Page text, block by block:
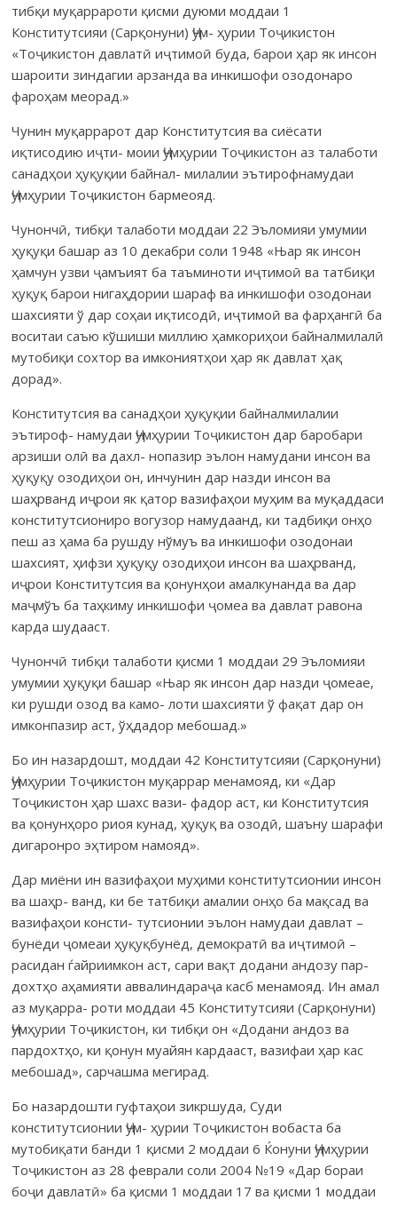
тибқи муқаррароти қисми дуюми моддаи 1
Конститутсияи (Сарқонуни) Ҷум- ҳурии Тоҷикистон
«Тоҷикистон давлатӣ иҷтимоӣ буда, барои ҳар як инсон
шароити зиндагии арзанда ва инкишофи озодонаро
фароҳам меорад.»
Чунин муқаррарот дар Конститутсия ва сиёсати
иқтисодию иҷти- моии Ҷумҳурии Тоҷикистон аз талаботи
санадҳои ҳуқуқии байнал- милалии эътирофнамудаи
Ҷумҳурии Тоҷикистон бармеояд.
Чунончӣ, тибқи талаботи моддаи 22 Эъломияи умумии
ҳуқуқи башар аз 10 декабри соли 1948 «Њар як инсон
ҳамчун узви ҷамъият ба таъминоти иҷтимоӣ ва татбиқи
ҳуқуқ барои нигаҳдории шараф ва инкишофи озодонаи
шахсияти ў дар соҳаи иқтисодӣ, иҷтимоӣ ва фарҳангӣ ба
воситаи саъю кўшиши миллию ҳамкориҳои байналмилалӣ
мутобиқи сохтор ва имкониятҳои ҳар як давлат ҳақ
дорад».
Конститутсия ва санадҳои ҳуқуқии байналмилалии
эътироф- намудаи Ҷумҳурии Тоҷикистон дар баробари
арзиши олӣ ва дахл- нопазир эълон намудани инсон ва
ҳуқуқу озодиҳои он, инчунин дар назди инсон ва
шаҳрванд иҷрои як қатор вазифаҳои муҳим ва муқаддаси
конститутсиониро вогузор намудаанд, ки тадбиқи онҳо
пеш аз ҳама ба рушду нўмуъ ва инкишофи озодонаи
шахсият, ҳифзи ҳуқуқу озодиҳои инсон ва шаҳрванд,
иҷрои Конститутсия ва қонунҳои амалкунанда ва дар
маҷмўъ ба таҳкиму инкишофи ҷомеа ва давлат равона
карда шудааст.
Чунончӣ тибқи талаботи қисми 1 моддаи 29 Эъломияи
умумии ҳуқуқи башар «Њар як инсон дар назди ҷомеае,
ки рушди озод ва камо- лоти шахсияти ў фақат дар он
имконпазир аст, ўҳдадор мебошад.»
Бо ин назардошт, моддаи 42 Конститутсияи (Сарқонуни)
Ҷумҳурии Тоҷикистон муқаррар менамояд, ки «Дар
Тоҷикистон ҳар шахс вази- фадор аст, ки Конститутсия
ва қонунҳоро риоя кунад, ҳуқуқ ва озодӣ, шаъну шарафи
дигаронро эҳтиром намояд».
Дар миёни ин вазифаҳои муҳими конститутсионии инсон
ва шаҳр- ванд, ки бе татбиқи амалии онҳо ба мақсад ва
вазифаҳои консти- тутсионии эълон намудаи давлат –
бунёди ҷомеаи ҳуқуқбунёд, демократӣ ва иҷтимоӣ –
расидан ѓайриимкон аст, сари вақт додани андозу пар-
дохтҳо аҳамияти аввалиндараҷа касб менамояд. Ин амал
аз муқарра- роти моддаи 45 Конститутсияи (Сарқонуни)
Ҷумҳурии Тоҷикистон, ки тибқи он «Додани андоз ва
пардохтҳо, ки қонун муайян кардааст, вазифаи ҳар кас
мебошад», сарчашма мегирад.
Бо назардошти гуфтаҳои зикршуда, Суди
конститутсионии Ҷум- ҳурии Тоҷикистон вобаста ба
мутобиқати банди 1 қисми 2 моддаи 6 Ќонуни Ҷумҳурии
Тоҷикистон аз 28 феврали соли 2004 №19 «Дар бораи
боҷи давлатӣ» ба қисми 1 моддаи 17 ва қисми 1 моддаи